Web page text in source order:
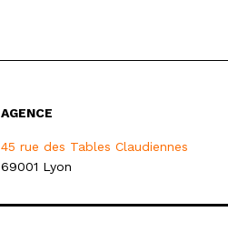
AGENCE
45 rue des Tables Claudiennes
69001 Lyon